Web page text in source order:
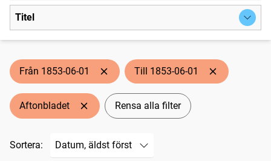
Titel
Från 1853-06-01 Till 1853-06-01
Aftonbladet Rensa alla filter
Sortera: